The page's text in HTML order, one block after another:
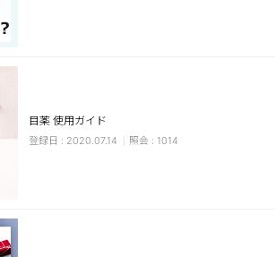
ス
目薬 使用ガイド
2020.07.14 1014